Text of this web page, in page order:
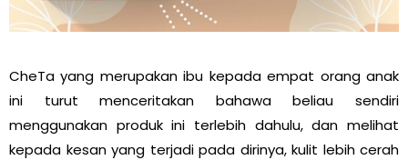
CheTa yang merupakan ibu kepada empat orang anak
ini turut menceritakan bahawa beliau sendiri
menggunakan produk ini terlebih dahulu, dan melihat
kepada kesan yang terjadi pada dirinya, kulit lebih cerah